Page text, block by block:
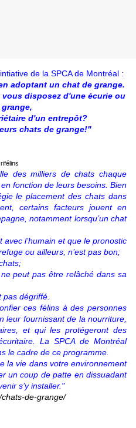
de la SPCA de Montréal :
adoptant un chat de grange.
vous disposez d'une écurie ou
d'un entrepôt?
chats de grange!"
des milliers de chats chaque
fonction de leurs besoins. Bien
le placement des chats dans
certains facteurs jouent en
notamment lorsqu’un chat
l’humain et que le pronostic
ou ailleurs, n’est pas bon;
peut pas être relâché dans sa
pas dégriffé.
ces félins à des personnes
leur fournissant de la nourriture,
et qui les protégeront des
La SPCA de Montréal
le cadre de ce programme.
la vie dans votre environnement
un coup de patte en dissuadant
s’y installer."
de-grange/